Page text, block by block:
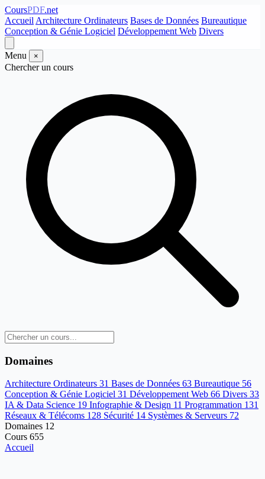
CoursPDF.net
Accueil Architecture Ordinateurs Bases de Données Bureautique
Conception & Génie Logiciel Développement Web Divers
Menu ×
Chercher un cours
Domaines
Architecture Ordinateurs 31 Bases de Données 63 Bureautique 56
Conception & Génie Logiciel 31 Développement Web 66 Divers 33
IA & Data Science 19 Infographie & Design 11 Programmation 131
Réseaux & Télécoms 128 Sécurité 14 Systèmes & Serveurs 72
Domaines 12
Cours 655
Accueil